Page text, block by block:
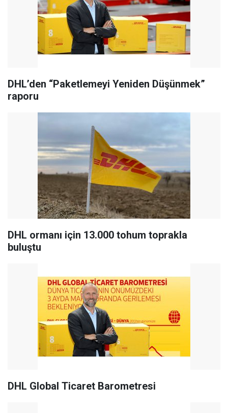
DHL’den “Paketlemeyi Yeniden Düşünmek”
raporu
DHL ormanı için 13.000 tohum toprakla
buluştu
DHL Global Ticaret Barometresi